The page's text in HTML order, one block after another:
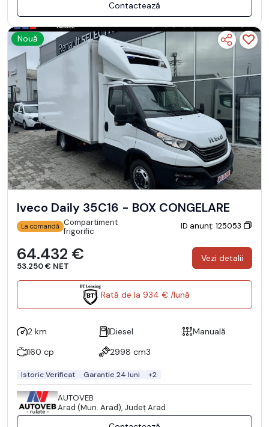
Contactează
Nouă
Iveco Daily 35C16 - BOX CONGELARE
La comandă Compartiment
frigorific
ID anunț: 125053
64.432 €
53.250 € NET
Vezi detalii
Rată de la 934 € /lună
2 km Diesel
Manuală
160 cp
2998 cm3
Istoric Verificat Garantie 24 luni +2
AUTOVEB
Arad (Mun. Arad), Județ Arad